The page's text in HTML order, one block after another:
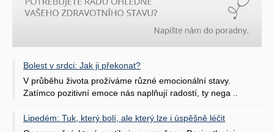
Bolest v srdci: Jak ji překonat?
V průběhu života prožíváme různé emocionální stavy.
Zatímco pozitivní emoce nás naplňují radostí, ty nega ..
Lipedém: Tuk, který bolí, ale který lze i úspěšně léčit